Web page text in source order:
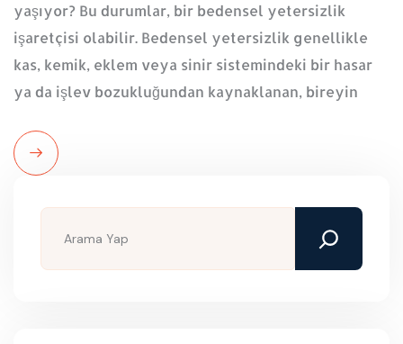
yaşıyor? Bu durumlar, bir bedensel yetersizlik
işaretçisi olabilir. Bedensel yetersizlik genellikle
kas, kemik, eklem veya sinir sistemindeki bir hasar
ya da işlev bozukluğundan kaynaklanan, bireyin
Read